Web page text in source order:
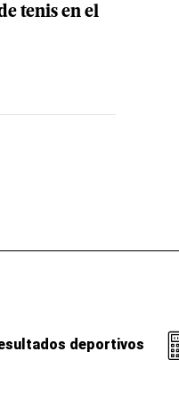
tenis en el
deportivos